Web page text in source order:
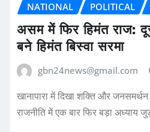
NATIONAL POLITICAL
असम में फिर हिमंत राज:
बने हिमंत बिस्वा सरमा
gbn24news@gmail.com
खानापारा में दिखा शक्ति और
राजनीति में एक बार फिर बड़ा अध्याय